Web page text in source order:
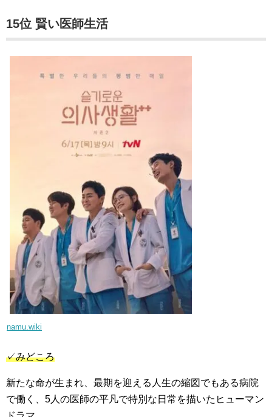
15位 賢い医師生活
namu.wiki
✓みどころ
新たな命が生まれ、最期を迎える人生の縮図でもある病院
で働く、5人の医師の平凡で特別な日常を描いたヒューマン